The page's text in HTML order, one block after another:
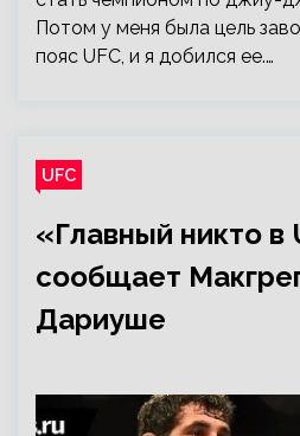
Потом у меня была цель
пояс UFC, и я добился ее.…
UFC
«Главный никто в
сообщает
Дариуше